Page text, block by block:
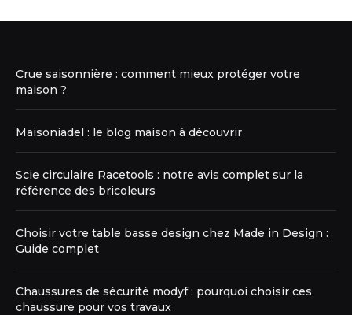
Crue saisonnière : comment mieux protéger votre
maison ?
Maisoniadel : le blog maison à découvrir
Scie circulaire Racetools : notre avis complet sur la
référence des bricoleurs
Choisir votre table basse design chez Made in Design :
Guide complet
Chaussures de sécurité modyf : pourquoi choisir ces
chaussure pour vos travaux